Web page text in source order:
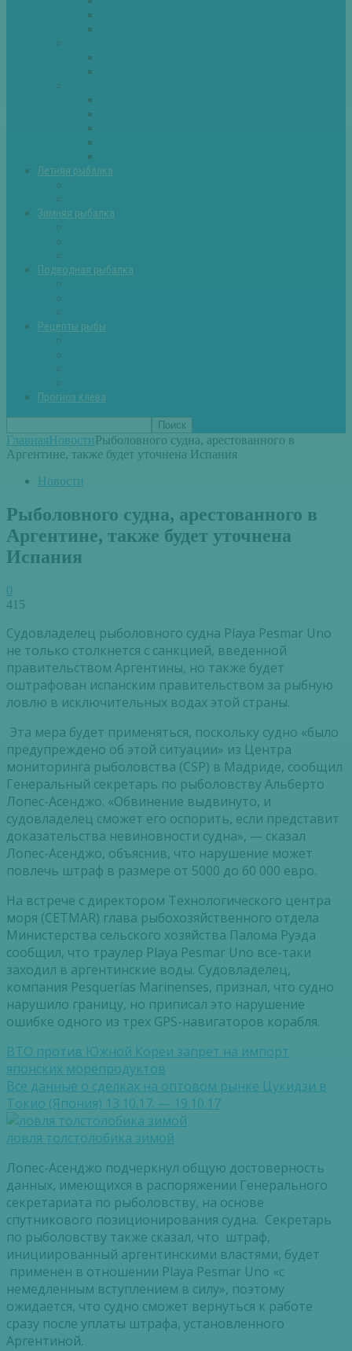
Летняя рыбалка
Зимняя рыбалка
Подводная рыбалка
Рецепты рыбы
Прогноз клева
ГлавнаяНовостиРыболовного судна, арестованного в
Аргентине, также будет уточнена Испания
Новости
Рыболовного судна, арестованного в
Аргентине, также будет уточнена
Испания
0
415
Судовладелец рыболовного судна Playa Pesmar Uno
не только столкнется с санкцией, введенной
правительством Аргентины, но также будет
оштрафован испанским правительством за рыбную
ловлю в исключительных водах этой страны.
Эта мера будет применяться, поскольку судно «было
предупреждено об этой ситуации» из Центра
мониторинга рыболовства (CSP) в Мадриде, сообщил
Генеральный секретарь по рыболовству Альберто
Лопес-Асенджо. «Обвинение выдвинуто, и
судовладелец сможет его оспорить, если представит
доказательства невиновности судна», — сказал
Лопес-Асенджо, объяснив, что нарушение может
повлечь штраф в размере от 5000 до 60 000 евро.
На встрече с директором Технологического центра
моря (CETMAR) глава рыбохозяйственного отдела
Министерства сельского хозяйства Палома Руэда
сообщил, что траулер Playa Pesmar Uno все-таки
заходил в аргентинские воды. Судовладелец,
компания Pesquerías Marinenses, признал, что судно
нарушило границу, но приписал это нарушение
ошибке одного из трех GPS-навигаторов корабля.
ВТО против Южной Кореи запрет на импорт
японских морепродуктов
Все данные о сделках на оптовом рынке Цукидзи в
Токио (Япония) 13.10.17. — 19.10.17
ловля толстолобика зимой
Лопес-Асенджо подчеркнул общую достоверность
данных, имеющихся в распоряжении Генерального
секретариата по рыболовству, на основе
спутникового позиционирования судна. Секретарь
по рыболовству также сказал, что штраф,
инициированный аргентинскими властями, будет
применен в отношении Playa Pesmar Uno «с
немедленным вступлением в силу», поэтому
ожидается, что судно сможет вернуться к работе
сразу после уплаты штрафа, установленного
Аргентиной.